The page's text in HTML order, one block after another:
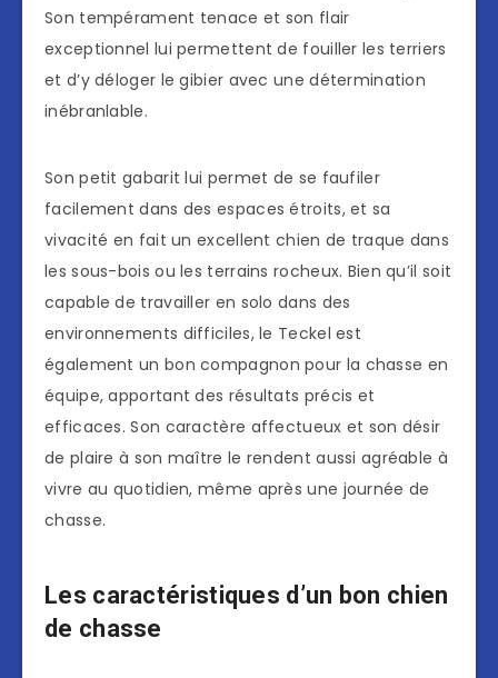
Son tempérament tenace et son flair
exceptionnel lui permettent de fouiller les terriers
et d’y déloger le gibier avec une détermination
inébranlable.
Son petit gabarit lui permet de se faufiler
facilement dans des espaces étroits, et sa
vivacité en fait un excellent chien de traque dans
les sous-bois ou les terrains rocheux. Bien qu’il soit
capable de travailler en solo dans des
environnements difficiles, le Teckel est
également un bon compagnon pour la chasse en
équipe, apportant des résultats précis et
efficaces. Son caractère affectueux et son désir
de plaire à son maître le rendent aussi agréable à
vivre au quotidien, même après une journée de
chasse.
Les caractéristiques d’un bon chien
de chasse